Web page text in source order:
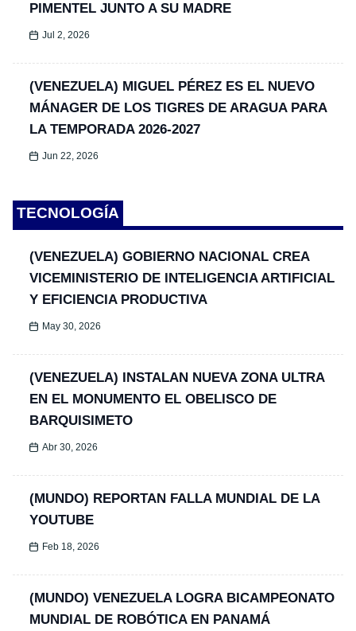
PIMENTEL JUNTO A SU MADRE
Jul 2, 2026
(VENEZUELA) MIGUEL PÉREZ ES EL NUEVO
MÁNAGER DE LOS TIGRES DE ARAGUA PARA
LA TEMPORADA 2026-2027
Jun 22, 2026
TECNOLOGÍA
(VENEZUELA) GOBIERNO NACIONAL CREA
VICEMINISTERIO DE INTELIGENCIA ARTIFICIAL
Y EFICIENCIA PRODUCTIVA
May 30, 2026
(VENEZUELA) INSTALAN NUEVA ZONA ULTRA
EN EL MONUMENTO EL OBELISCO DE
BARQUISIMETO
Abr 30, 2026
(MUNDO) REPORTAN FALLA MUNDIAL DE LA
YOUTUBE
Feb 18, 2026
(MUNDO) VENEZUELA LOGRA BICAMPEONATO
MUNDIAL DE ROBÓTICA EN PANAMÁ